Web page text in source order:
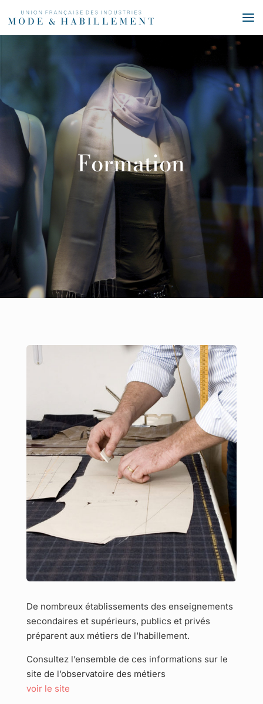
Formation
De nombreux établissements des enseignements
secondaires et supérieurs, publics et privés
préparent aux métiers de l’habillement.
Consultez l’ensemble de ces informations sur le
site de l’observatoire des métiers
voir le site